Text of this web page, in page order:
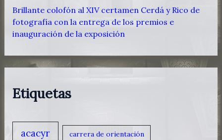
Brillante colofón al XIV certamen Cerdá y Rico de
fotografía con la entrega de los premios e
inauguración de la exposición
Etiquetas
acacyr carrera de orientación